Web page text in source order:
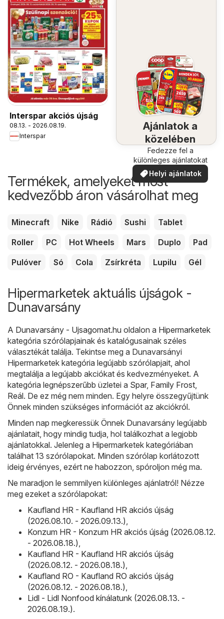
Interspar akciós újság
08.13. - 2026.08.19.
Interspar
Ajánlatok a
közelében
Fedezze fel a
különleges ajánlatokat
Helyi ajánlatok
Termékek, amelyeket most
kedvezőbb áron vásárolhat meg
Minecraft Nike Rádió Sushi
Tablet
Roller
PC Hot Wheels Mars Duplo
Pad
Pulóver
Só Cola Zsírkréta Lupilu Gél
Hipermarketek aktuális újságok -
Dunavarsány
A Dunavarsány - Ujsagomat.hu oldalon a Hipermarketek
kategória szórólapjainak és katalógusainak széles
választékát találja. Tekintse meg a Dunavarsányi
Hipermarketek kategória legújabb szórólapjait, ahol
megtalálja a legújabb akciókat és kedvezményeket. A
kategória legnépszerűbb üzletei a Spar, Family Frost
Reál. De ez még nem minden. Egy helyre összegyűjtünk
Önnek minden szükséges információt az akciókról.
Minden nap megkeressük Önnek Dunavarsány legújabb
ajánlatait, hogy mindig tudja, hol találkozhat a legjobb
ajánlatokkal. Jelenleg a Hipermarketek kategóriában
találhat 13 szórólapokat. Minden szórólap korlátozott
ideig érvényes, ezért ne habozzon, spóroljon még ma.
Ne maradjon le semmilyen különleges ajánlatról! Nézze
meg ezeket a szórólapokat:
Kaufland HR - Kaufland HR akciós újság
(2026.08.10. - 2026.09.13.)
Konzum HR - Konzum HR akciós újság (2026.08.12.
- 2026.08.18.)
Kaufland HR - Kaufland HR akciós újság
(2026.08.12. - 2026.08.18.)
Kaufland RO - Kaufland RO akciós újság
(2026.08.12. - 2026.08.18.)
Lidl - Lidl Nonfood kínálatunk (2026.08.13. -
2026.08.19.).